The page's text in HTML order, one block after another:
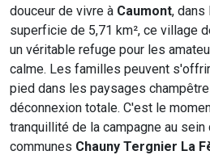
douceur de vivre à Caumont, dans
superficie de 5,71 km², ce village
un véritable refuge pour les
calme. Les familles peuvent
pied dans les paysages
déconnexion totale. C'est le
tranquillité de la campagne au sein
communes Chauny Tergnier La